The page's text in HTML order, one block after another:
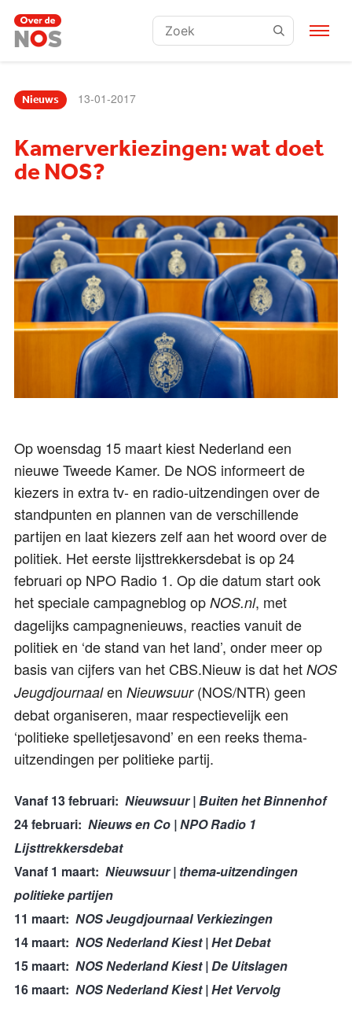
Zoeken:
Nieuws 13-01-2017
Kamerverkiezingen: wat doet
de NOS?
Op woensdag 15 maart kiest Nederland een
nieuwe Tweede Kamer. De NOS informeert de
kiezers in extra tv- en radio-uitzendingen over de
standpunten en plannen van de verschillende
partijen en laat kiezers zelf aan het woord over de
politiek. Het eerste lijsttrekkersdebat is op 24
februari op NPO Radio 1. Op die datum start ook
het speciale campagneblog op NOS.nl, met
dagelijks campagnenieuws, reacties vanuit de
politiek en ‘de stand van het land’, onder meer op
basis van cijfers van het CBS.Nieuw is dat het NOS
Jeugdjournaalen Nieuwsuur (NOS/NTR) geen
debat organiseren, maar respectievelijk een
‘politieke spelletjesavond’ en een reeks thema-
uitzendingen per politieke partij.
Vanaf 13 februari: Nieuwsuur | Buiten het Binnenhof
24februari: Nieuws en Co | NPO Radio 1
Lijsttrekkersdebat
Vanaf 1 maart: Nieuwsuur | thema-uitzendingen
politieke partijen
11 maart: NOS Jeugdjournaal Verkiezingen
14 maart: NOS Nederland Kiest | Het Debat
15 maart: NOS Nederland Kiest | De Uitslagen
16 maart: NOS Nederland Kiest | Het Vervolg